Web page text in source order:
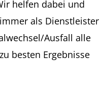
helfen dabei und
als Dienstleister
Ausfall alle
besten Ergebnisse